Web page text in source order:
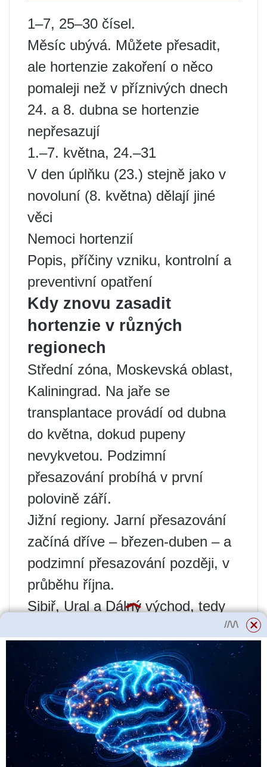
1–7, 25–30 čísel.
Měsíc ubývá. Můžete přesadit,
ale hortenzie zakoření o něco
pomaleji než v příznivých dnech
24. a 8. dubna se hortenzie
nepřesazují
1.–7. května, 24.–31
V den úplňku (23.) stejně jako v
novoluní (8. května) dělají jiné
věci
Nemoci hortenzií
Popis, příčiny vzniku, kontrolní a
preventivní opatření
Kdy znovu zasadit
hortenzie v různých
regionech
Střední zóna, Moskevská oblast,
Kaliningrad. Na jaře se
transplantace provádí od dubna
do května, dokud pupeny
nevykvetou. Podzimní
přesazování probíhá v první
polovině září.
Jižní regiony. Jarní přesazování
začíná dříve – březen-duben – a
podzimní přesazování později, v
průběhu října.
Sibiř, Ural a Dálný východ, tedy
podzimu. Jarní přesazování se
provádí přibližně v květnu a
podzimní přesazování se provádí
od konce srpna do začátku září.
Přednost se dává jarní
transplantaci.